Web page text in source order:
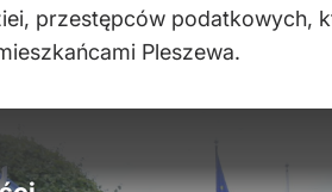
przestępców
Pleszewa.